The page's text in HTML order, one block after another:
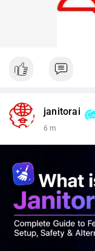
janitorai
6 m